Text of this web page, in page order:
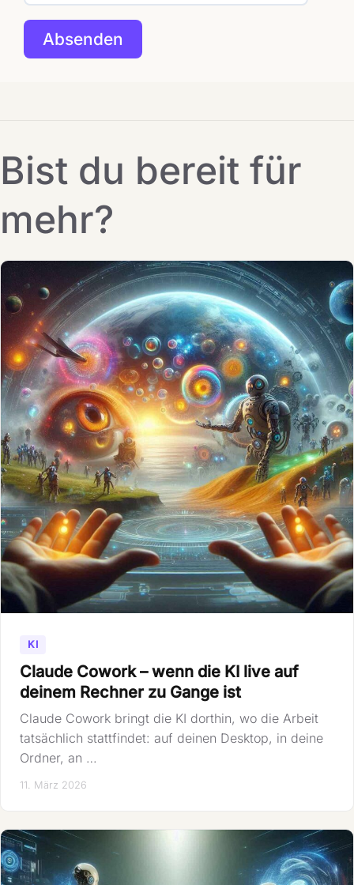
Bist du bereit für
mehr?
KI
Claude Cowork – wenn die KI live auf
deinem Rechner zu Gange ist
Claude Cowork bringt die KI dorthin, wo die Arbeit
tatsächlich stattfindet: auf deinen Desktop, in deine
Ordner, an …
11. März 2026